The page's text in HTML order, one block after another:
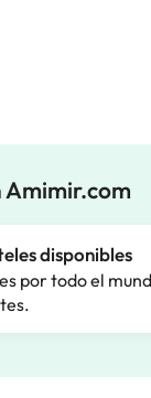
Amimir.com
disponibles
por todo el